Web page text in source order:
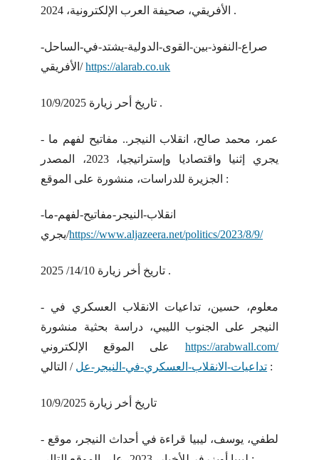
الأفريقي، صحيفة العرب الإلكترونية، 2024 .
صراع-النفوذ-بين-القوى-الدولية-يشتد-في-الساحل-
الأفريقي/https://alarab.co.uk
تاريخ أحر زيارة 10/9/2025 .
- عمر، محمد صالح، انقلاب النيجر.. مفاتيح لفهم ما
يجري إثنيا واقتصاديا وإستراتيجيا، 2023، المصدر
الجزيرة للدراسات، منشورة على الموقع :
انقلاب-النيجر-مفاتيح-لفهم-ما-
يجري/https://www.aljazeera.net/politics/2023/8/9/
تاريخ أخر زيارة 14/10/ 2025 .
- معلوم، حسين، تداعيات الانقلاب العسكري في
النيجر على الجنوب الليبي، دراسة بحثية منشورة
https://arabwall.com/
تداعيات-الانقلاب-العسكري-في-النيجر-عل / التالي :
تاريخ أخر زيارة 10/9/2025
- لطفي، يوسف، ليبيا قراءة في أحداث النيجر، موقع